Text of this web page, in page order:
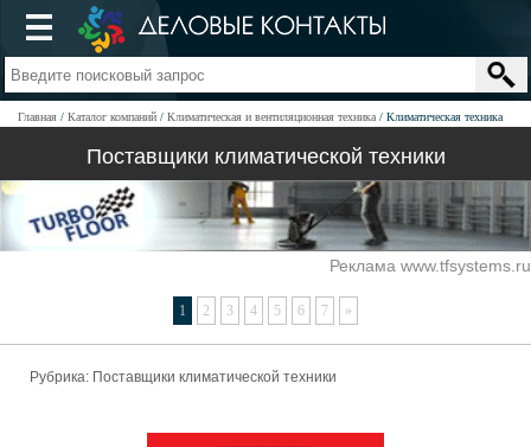
Главная Каталог компаний Климатическая и вентиляционная техника Климатическая техника
Поставщики климатической техники
Реклама www.tfsystems.ru
1 2 3 4 5 6 7 »
Рубрика: Поставщики климатической техники